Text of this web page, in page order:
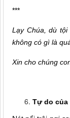
***
Lạy Chúa, dù
không có gì là
Xin cho chúng
Tự do của